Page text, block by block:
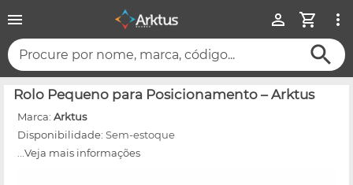
Procure por nome, marca, código...
Rolo Pequeno para Posicionamento – Arktus
Marca: Arktus
Disponibilidade: Sem-estoque
...Veja mais informações